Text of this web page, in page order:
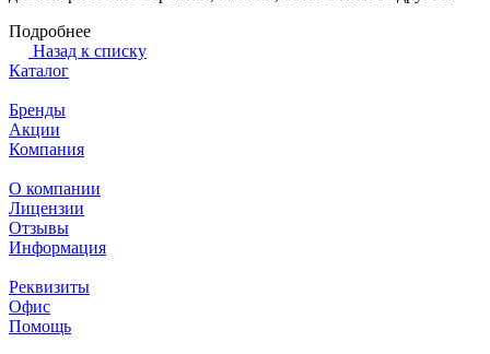
Подробнее
Назад к списку
Каталог
Бренды
Акции
Компания
О компании
Лицензии
Отзывы
Информация
Реквизиты
Офис
Помощь